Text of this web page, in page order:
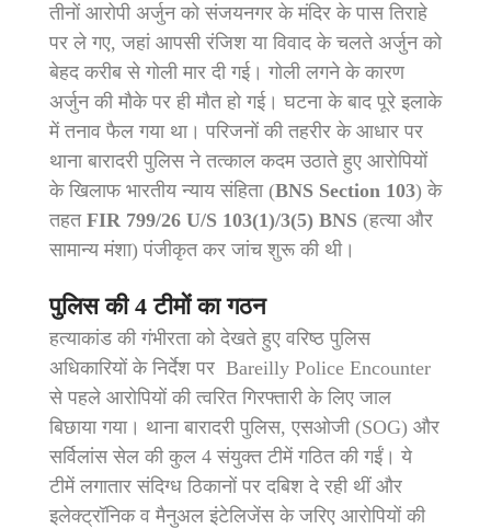
तीनों आरोपी अर्जुन को संजयनगर के मंदिर के पास तिराहे
पर ले गए, जहां आपसी रंजिश या विवाद के चलते अर्जुन को
बेहद करीब से गोली मार दी गई। गोली लगने के कारण
अर्जुन की मौके पर ही मौत हो गई। घटना के बाद पूरे इलाके
में तनाव फैल गया था। परिजनों की तहरीर के आधार पर
थाना बारादरी पुलिस ने तत्काल कदम उठाते हुए आरोपियों
के खिलाफ भारतीय न्याय संहिता (BNS Section 103) के
तहत FIR 799/26 U/S 103(1)/3(5) BNS (हत्या और
सामान्य मंशा) पंजीकृत कर जांच शुरू की थी।
पुलिस की 4 टीमों का गठन
हत्याकांड की गंभीरता को देखते हुए वरिष्ठ पुलिस
अधिकारियों के निर्देश पर Bareilly Police Encounter
से पहले आरोपियों की त्वरित गिरफ्तारी के लिए जाल
बिछाया गया। थाना बारादरी पुलिस, एसओजी (SOG) और
सर्विलांस सेल की कुल 4 संयुक्त टीमें गठित की गईं। ये
टीमें लगातार संदिग्ध ठिकानों पर दबिश दे रही थीं और
इलेक्ट्रॉनिक व मैनुअल इंटेलिजेंस के जरिए आरोपियों की